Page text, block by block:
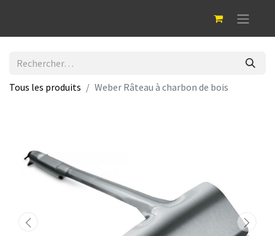
Tous les produits Weber Râteau à charbon de bois